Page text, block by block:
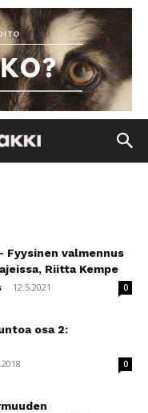
Fyysinen valmennus
Riitta Kempe
- 12.5.2021 0
osa 2:
0